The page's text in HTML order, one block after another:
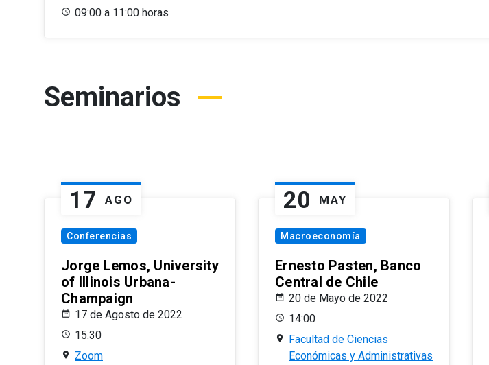
09:00 a 11:00 horas
Seminarios
17 AGO
Conferencias
Jorge Lemos, University
of Illinois Urbana-
Champaign
17 de Agosto de 2022
15:30
Zoom
20 MAY
Macroeconomía
Ernesto Pasten, Banco
Central de Chile
20 de Mayo de 2022
14:00
Facultad de Ciencias
Económicas y Administrativas